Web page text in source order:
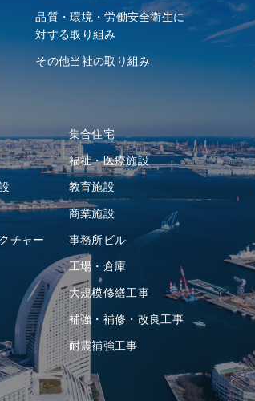
品質・環境・労働安全衛⽣に
対する取り組み
その他当社の取り組み
チャー
集合住宅
福祉・医療施設
教育施設
商業施設
事務所ビル
⼯場・倉庫
⼤規模修繕工事
補強・補修・改良工事
耐震補強⼯事